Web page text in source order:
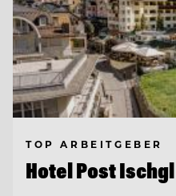
TOP ARBEITGEBER
Hotel Post Ischgl